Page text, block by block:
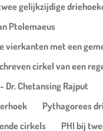
gelijkzijdige
Ptolemaeus
vierkanten met een
cirkel van een
Dr. Chetansing Rajput
Pythagorees
cirkels
PHI bij